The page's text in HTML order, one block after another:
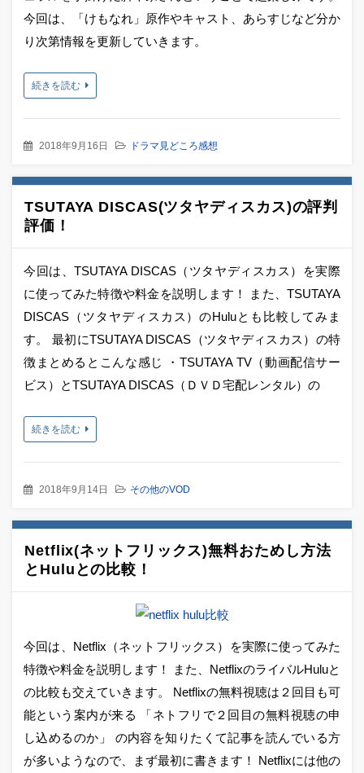
今回は、「けもなれ」原作やキャスト、あらすじなど分か
り次第情報を更新していきます。
続きを読む
2018年9月16日 ドラマ見どころ感想
TSUTAYA DISCAS(ツタヤディスカス)の評判
評価！
今回は、TSUTAYA DISCAS（ツタヤディスカス）を実際
に使ってみた特徴や料金を説明します！ また、TSUTAYA
DISCAS（ツタヤディスカス）のHuluとも比較してみま
す。 最初にTSUTAYA DISCAS（ツタヤディスカス）の特
徴まとめるとこんな感じ ・TSUTAYA TV（動画配信サー
ビス）とTSUTAYA DISCAS（ＤＶＤ宅配レンタル）の
続きを読む
2018年9月14日 その他のVOD
Netflix(ネットフリックス)無料おためし方法
とHuluとの比較！
今回は、Netflix（ネットフリックス）を実際に使ってみた
特徴や料金を説明します！ また、NetflixのライバルHuluと
の比較も交えていきます。 Netflixの無料視聴は２回目も可
能という案内が来る 「ネトフリで２回目の無料視聴の申
し込めるのか」 の内容を知りたくて記事を読んでいる方
が多いようなので、まず最初に書きます！ Netflixには他の